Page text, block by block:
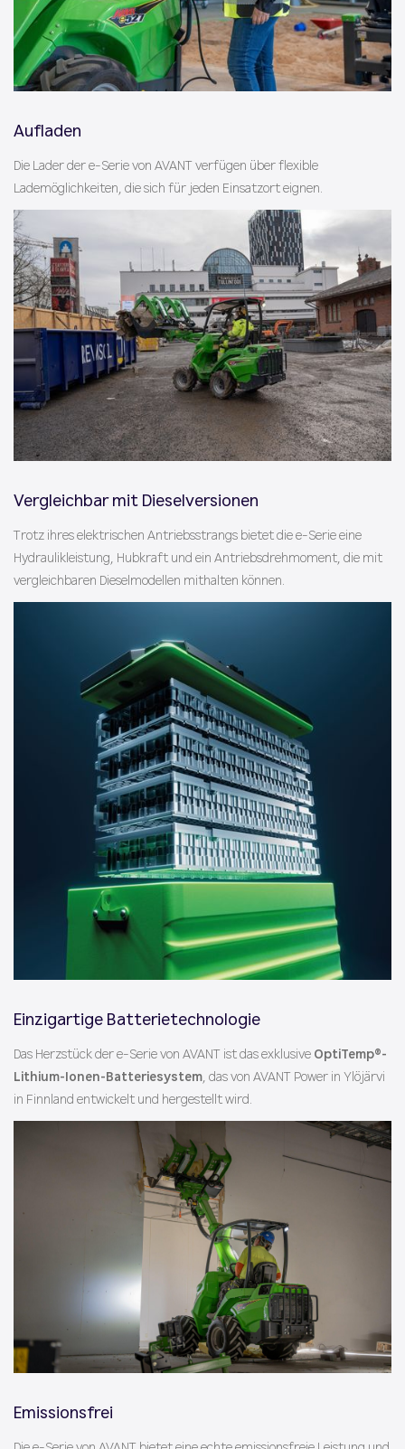
Aufladen
Die Lader der e-Serie von AVANT verfügen über flexible
Lademöglichkeiten, die sich für jeden Einsatzort eignen.
Vergleichbar mit Dieselversionen
Trotz ihres elektrischen Antriebsstrangs bietet die e-Serie eine
Hydraulikleistung, Hubkraft und ein Antriebsdrehmoment, die mit
vergleichbaren Dieselmodellen mithalten können.
Einzigartige Batterietechnologie
Das Herzstück der e-Serie von AVANT ist das exklusive OptiTemp®-
Lithium-Ionen-Batteriesystem, das von AVANT Power in Ylöjärvi
in Finnland entwickelt und hergestellt wird.
Emissionsfrei